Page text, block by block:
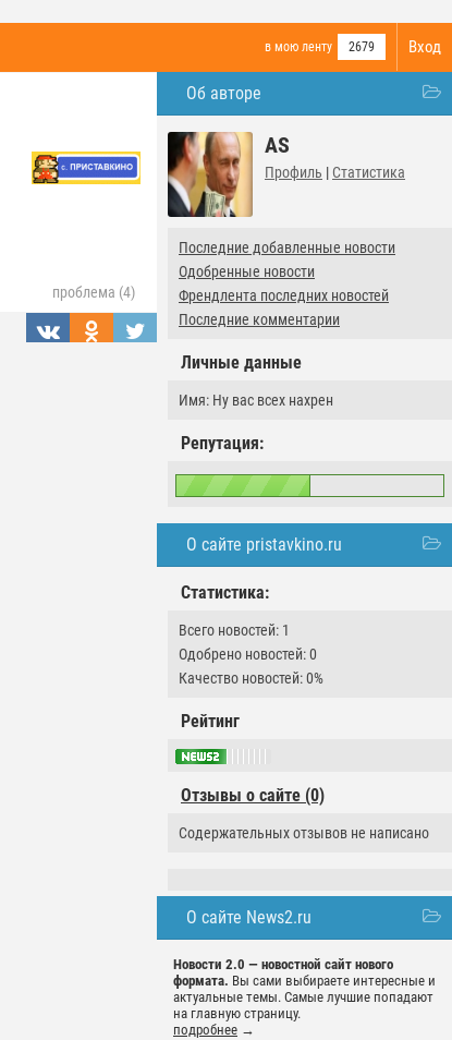
Вход
в мою ленту 2679
Об авторе
AS
Профиль | Статистика
Последние добавленные новости
Одобренные новости
Френдлента последних новостей
Последние комментарии
Личные данные
Имя: Ну вас всех нахрен
Репутация:
О сайте pristavkino.ru
Статистика:
Всего новостей: 1
Одобрено новостей: 0
Качество новостей: 0%
Рейтинг
Отзывы о сайте (0)
Содержательных отзывов не написано
О сайте News2.ru
Новости 2.0 — новостной сайт нового
формата. Вы сами выбираете интересные и
актуальные темы. Самые лучшие попадают
на главную страницу.
подробнее →
проблема (4)